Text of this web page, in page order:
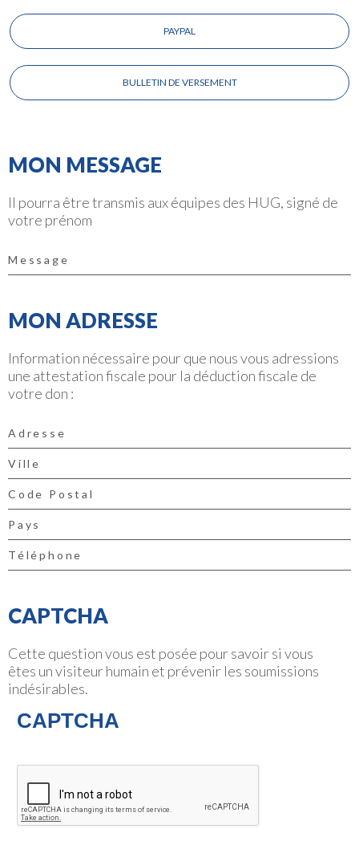
paiement
PAYPAL
BULLETIN DE VERSEMENT
MON MESSAGE
Il pourra être transmis aux équipes des HUG, signé de
votre prénom
MON ADRESSE
Information nécessaire pour que nous vous adressions
une attestation fiscale pour la déduction fiscale de
votre don :
CAPTCHA
Cette question vous est posée pour savoir si vous
êtes un visiteur humain et prévenir les soumissions
indésirables.
CAPTCHA